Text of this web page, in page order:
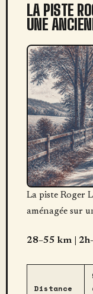
LA PISTE
UNE
La piste Roger
aménagée sur
28–55 km |
Distance